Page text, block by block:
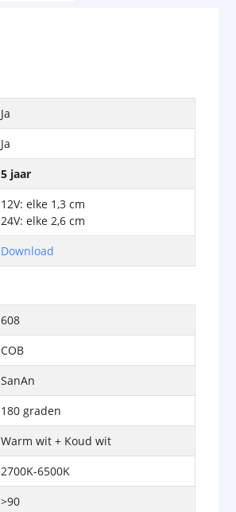
Ja
Ja
5 jaar
12V: elke 1,3 cm
24V: elke 2,6 cm
Download
608
COB
SanAn
180 graden
Warm wit + Koud wit
2700K-6500K
>90